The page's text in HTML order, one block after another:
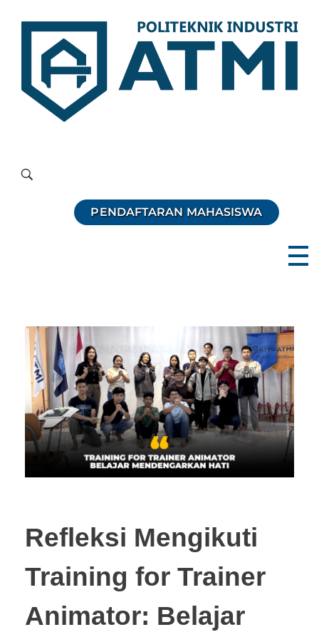
PENDAFTARAN MAHASISWA
Refleksi Mengikuti
Training for Trainer
Animator: Belajar